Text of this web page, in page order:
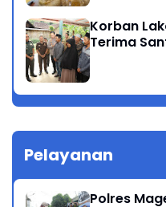
Korban
Terima
Pelayanan
Polres